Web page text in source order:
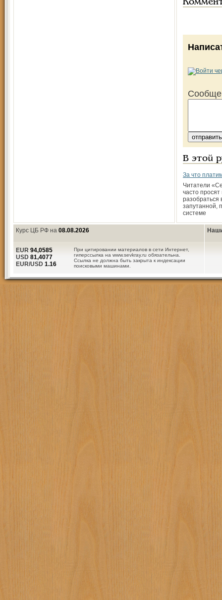
В этой
За что
Читатели
часто просят
разобраться
запутанной,
системе
Курс ЦБ РФ на 08.08.2026
При цитировании материалов в сети Интернет,
гиперссылка на www.sevkray.ru обязательна.
Ссылка не должна быть закрыта к индексации
поисковыми машинами.
EUR 94,0585
USD 81,4077
EUR/USD 1.16